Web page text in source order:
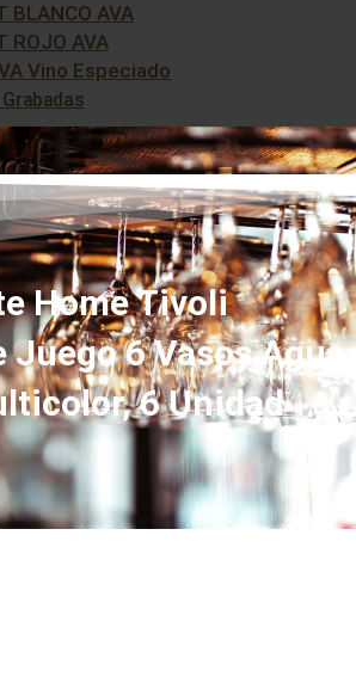
BLANCO AVA
ROJO AVA
Vino Especiado
Home Tivoli
Juego 6 Vasos Agua,
6 Unidad